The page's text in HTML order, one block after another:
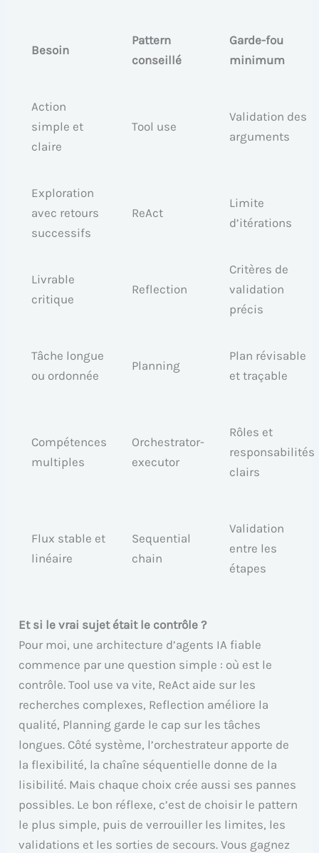
Besoin
Pattern
conseillé
Garde-fou
minimum
Action
simple et
claire
Tool use
Validation des
arguments
Exploration
avec retours
successifs
ReAct
Limite
d’itérations
Livrable
critique
Reflection
Critères de
validation
précis
Tâche longue
ou ordonnée
Planning
Plan révisable
et traçable
Compétences
multiples
Orchestrator-
executor
Rôles et
responsabilités
clairs
Flux stable et
linéaire
Sequential
chain
Validation
entre les
étapes
Et si le vrai sujet était le contrôle ?
Pour moi, une architecture d’agents IA fiable
commence par une question simple : où est le
contrôle. Tool use va vite, ReAct aide sur les
recherches complexes, Reflection améliore la
qualité, Planning garde le cap sur les tâches
longues. Côté système, l’orchestrateur apporte de
la flexibilité, la chaîne séquentielle donne de la
lisibilité. Mais chaque choix crée aussi ses pannes
possibles. Le bon réflexe, c’est de choisir le pattern
le plus simple, puis de verrouiller les limites, les
validations et les sorties de secours. Vous gagnez